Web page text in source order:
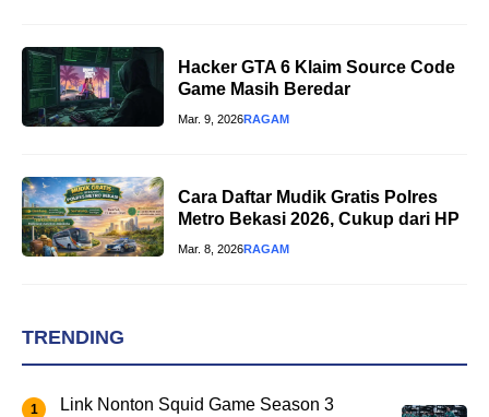
Hacker GTA 6 Klaim Source Code
Game Masih Beredar
Mar. 9, 2026RAGAM
Cara Daftar Mudik Gratis Polres
Metro Bekasi 2026, Cukup dari HP
Mar. 8, 2026RAGAM
TRENDING
Link Nonton Squid Game Season 3